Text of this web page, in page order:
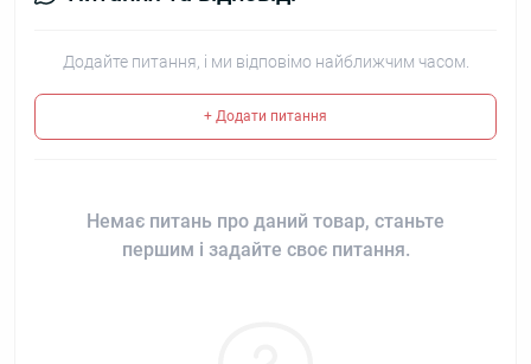
Додайте питання, і ми відповімо найближчим часом.
+ Додати питання
Немає питань про даний товар, станьте
першим і задайте своє питання.